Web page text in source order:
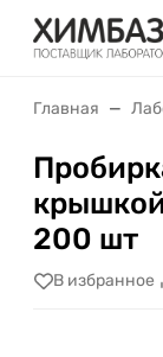
Главная
200 шт
В избранное